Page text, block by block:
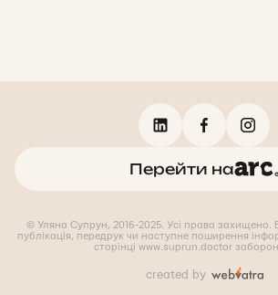
Перейти на
© Уляна Супрун, 2016-2025. Усі права захищено.
публікація, передрук чи наступне поширення
сторінці www.suprun.doctor
created by